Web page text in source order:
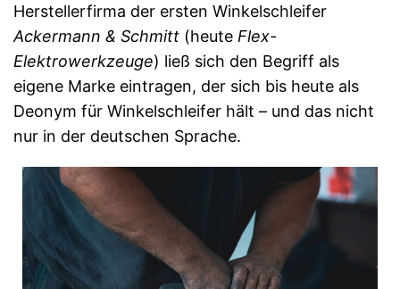
Herstellerfirma der ersten Winkelschleifer
Ackermann & Schmitt (heute Flex-
Elektrowerkzeuge) ließ sich den Begriff als
eigene Marke eintragen, der sich bis heute als
Deonym für Winkelschleifer hält – und das nicht
nur in der deutschen Sprache.